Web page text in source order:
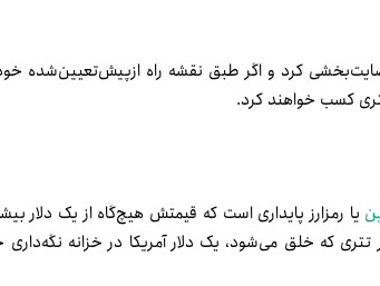
کرد و اگر طبق نقشه راه از‌پیش‌تعیین‌شده
کسب خواهند کرد.
یا رمزارز پایداری است که قیمتش هیچ‌گاه از یک دلار
تتری که خلق می‌­شود، یک دلار آمریکا در خزانه